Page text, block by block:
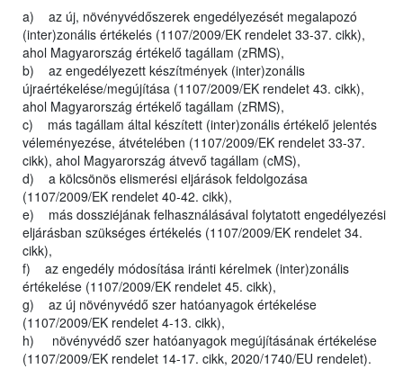
a) az új, növényvédőszerek engedélyezését megalapozó
(inter)zonális értékelés (1107/2009/EK rendelet 33-37. cikk),
ahol Magyarország értékelő tagállam (zRMS),
b) az engedélyezett készítmények (inter)zonális
újraértékelése/megújítása (1107/2009/EK rendelet 43. cikk),
ahol Magyarország értékelő tagállam (zRMS),
c) más tagállam által készített (inter)zonális értékelő jelentés
véleményezése, átvételében (1107/2009/EK rendelet 33-37.
cikk), ahol Magyarország átvevő tagállam (cMS),
d) a kölcsönös elismerési eljárások feldolgozása
(1107/2009/EK rendelet 40-42. cikk),
e) más dossziéjának felhasználásával folytatott engedélyezési
eljárásban szükséges értékelés (1107/2009/EK rendelet 34.
cikk),
f) az engedély módosítása iránti kérelmek (inter)zonális
értékelése (1107/2009/EK rendelet 45. cikk),
g) az új növényvédő szer hatóanyagok értékelése
(1107/2009/EK rendelet 4-13. cikk),
h) növényvédő szer hatóanyagok megújításának értékelése
(1107/2009/EK rendelet 14-17. cikk, 2020/1740/EU rendelet).